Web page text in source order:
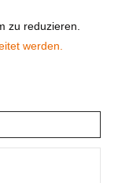
zu reduzieren.
werden.